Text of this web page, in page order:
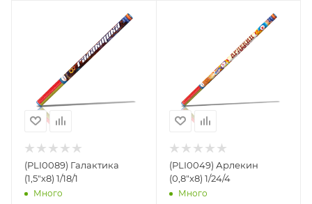
(PLI0089) Галактика
(1,5"х8) 1/18/1
Много
(PLI0049) Арлекин
(0,8"х8) 1/24/4
Много